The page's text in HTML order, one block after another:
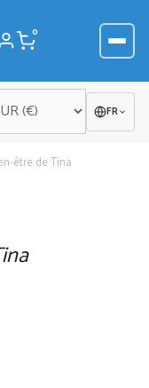
0
FR
être de Tina